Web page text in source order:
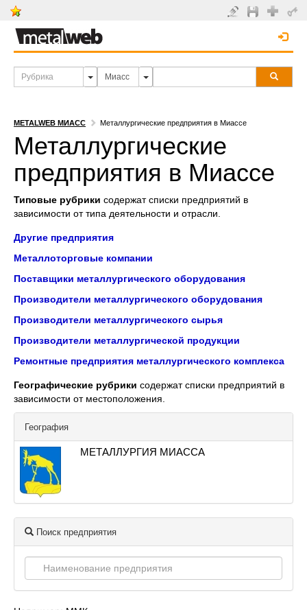
METALWEB МИАСС Металлургические предприятия в Миассе
Металлургические
предприятия в Миассе
Типовые рубрики содержат списки предприятий в
зависимости от типа деятельности и отрасли.
Другие предприятия
Металлоторговые компании
Поставщики металлургического оборудования
Производители металлургического оборудования
Производители металлургического сырья
Производители металлургической продукции
Ремонтные предприятия металлургического комплекса
Географические рубрики содержат списки предприятий в
зависимости от местоположения.
География
МЕТАЛЛУРГИЯ МИАССА
Поиск предприятия